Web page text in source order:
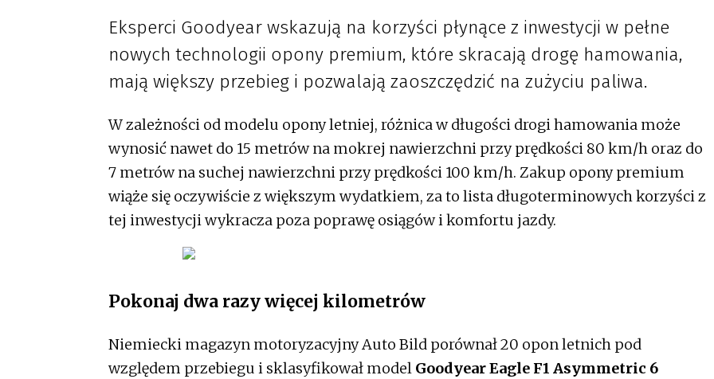
Eksperci Goodyear wskazują na korzyści płynące z inwestycji w pełne
nowych technologii opony premium, które skracają drogę hamowania,
mają większy przebieg i pozwalają zaoszczędzić na zużyciu paliwa.
W zależności od modelu opony letniej, różnica w długości drogi hamowania może
wynosić nawet do 15 metrów na mokrej nawierzchni przy prędkości 80 km/h oraz do
7 metrów na suchej nawierzchni przy prędkości 100 km/h. Zakup opony premium
wiąże się oczywiście z większym wydatkiem, za to lista długoterminowych korzyści z
tej inwestycji wykracza poza poprawę osiągów i komfortu jazdy.
Pokonaj dwa razy więcej kilometrów
Niemiecki magazyn motoryzacyjny Auto Bild porównał 20 opon letnich pod
względem przebiegu i sklasyfikował model Goodyear Eagle F1 Asymmetric 6